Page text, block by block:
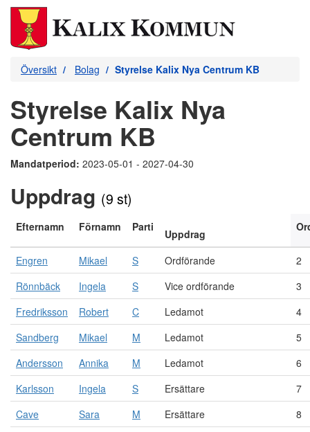
Översikt Bolag Styrelse Kalix Nya Centrum KB
Styrelse Kalix Nya
Centrum KB
Mandatperiod: 2023-05-01 - 2027-04-30
Uppdrag (9 st)
Efternamn Förnamn Parti
Uppdrag
Engren Mikael S Ordförande
2
Rönnbäck
Ingela S Vice ordförande
3
Fredriksson
Robert C Ledamot
4
Sandberg
Mikael M Ledamot
5
Andersson
Annika M Ledamot
6
Karlsson
Ingela S Ersättare
7
Cave
Sara M Ersättare
8